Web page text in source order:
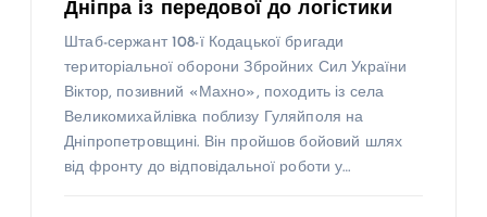
Дніпра із передової до логістики
Штаб-сержант 108-ї Кодацької бригади
територіальної оборони Збройних Сил України
Віктор, позивний «Махно», походить із села
Великомихайлівка поблизу Гуляйполя на
Дніпропетровщині. Він пройшов бойовий шлях
від фронту до відповідальної роботи у…